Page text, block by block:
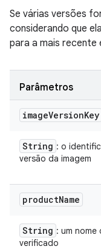
Se várias versões
considerando que
para a mais
Parâmetros
imageVersionKey
String : o
versão da imagem
productName
String : um
verificado